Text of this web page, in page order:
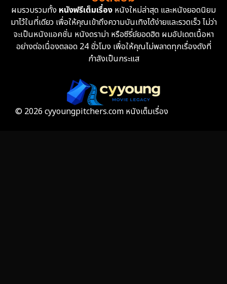
Fantasy จินตนาการ 327
Fiction 9
ผมรวบรวมทั้ง หนังฟรีเต็มเรื่อง หนังใหม่ล่าสุด และหนังยอดนิยม
มาไว้ในที่เดียว เพื่อให้คุณเข้าถึงความบันเทิงได้ง่ายและรวดเร็ว ไม่ว่า
จะเป็นหนังแอคชั่น หนังดราม่า หรือซีรี่ย์ยอดฮิต ผมอัปเดตเนื้อหา
อย่างต่อเนื่องตลอด 24 ชั่วโมง เพื่อให้คุณไม่พลาดทุกเรื่องดังที่
กำลังเป็นกระแส
© 2026 cyyoungpitchers.com หนังเต็มเรื่อง